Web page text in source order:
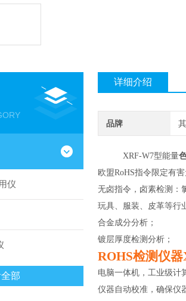
仪
部
详细介绍
品牌
XRF-W7型能量
欧盟RoHS指令限定有
无卤指令，卤素检测：
玩具、服装、皮革等行
合金成分分析；
镀层厚度检测分析；
ROHS检测仪器
电脑一体机，工业级计
仪器自动校准，确保仪